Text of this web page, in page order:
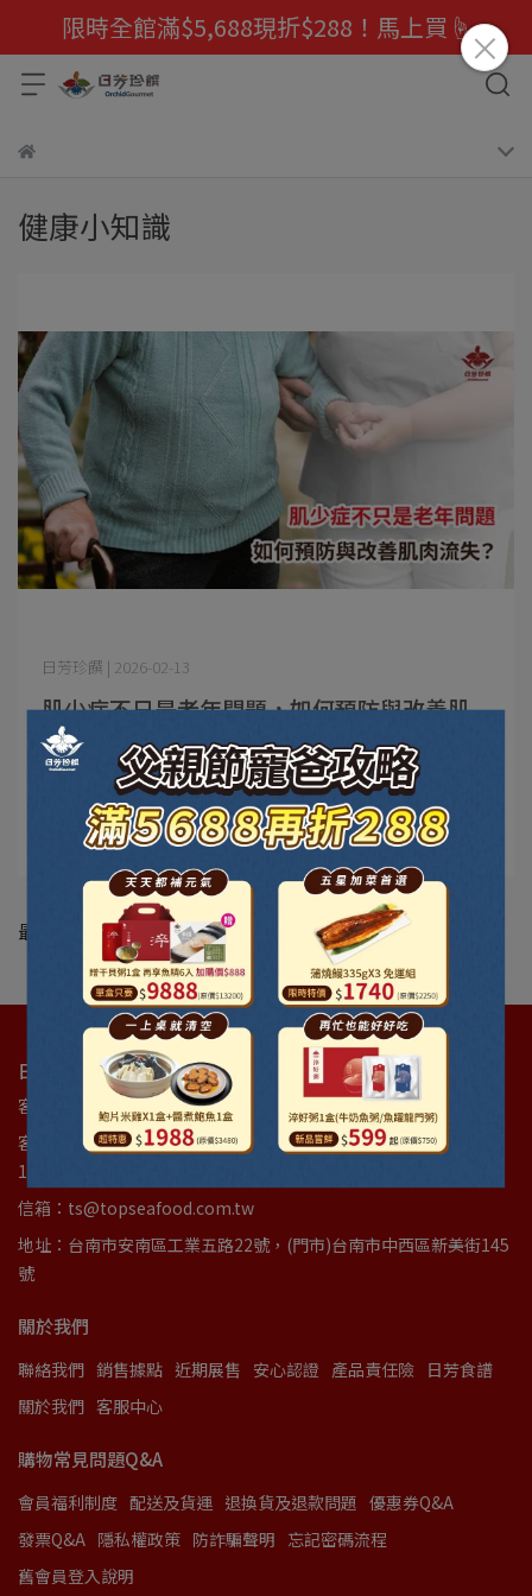
限時全館滿$5,688現折$288！馬上買☝️
健康小知識
肌少症不只是老年問題，如何預防與改善肌
肉流失？
日芳珍饌 | 2026-02-13
肌少症不只是老年問題，如何預防與改善肌肉流失？ 很多
人覺得，年紀大⋯
閱讀更多 ->
最新動態
日芳珍饌 ｜ 統編89502532 統編37616464
客服專線：(06)3842277
客服時間：週一至週五(國定假日例外)08:00am~12:00am｜
13:00pm~17:00pm
信箱：ts@topseafood.com.tw
地址：台南市安南區工業五路22號，(門市)台南市中西區新美街145
號
關於我們
聯絡我們 銷售據點 近期展售 安心認證 產品責任險 日芳食譜
關於我們 客服中心
購物常見問題Q&A
會員福利制度 配送及貨運 退換貨及退款問題 優惠券Q&A
發票Q&A 隱私權政策 防詐騙聲明 忘記密碼流程
舊會員登入說明